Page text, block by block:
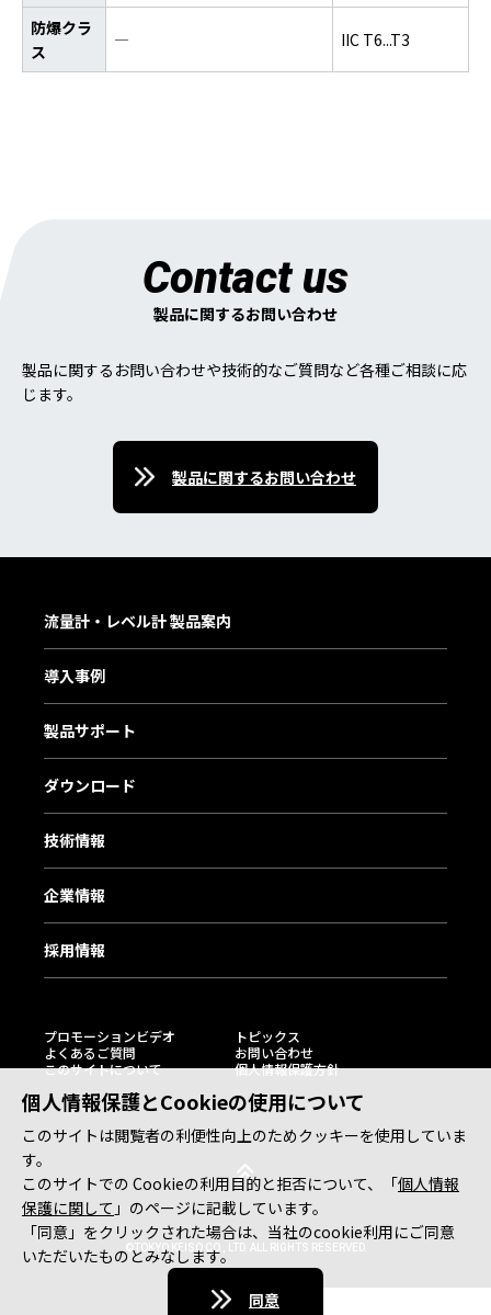
防爆クラ
ス
― IIC T6...T3
Contact us
製品に関するお問い合わせ
製品に関するお問い合わせや技術的なご質問など各種ご相談に応
じます。
製品に関するお問い合わせ
個人情報保護とCookieの使用について
このサイトは閲覧者の利便性向上のためクッキーを使用していま
す。
このサイトでの Cookieの利用目的と拒否について、「個人情報
保護に関して 」のページに記載しています。
「同意」をクリックされた場合は、当社のcookie利用にご同意
いただいたものとみなします。
同意
流量計・レベル計 製品案内
導入事例
製品サポート
ダウンロード
技術情報
企業情報
採用情報
プロモーションビデオ
トピックス
よくあるご質問
お問い合わせ
このサイトについて
個人情報保護方針
©TOKYO KEISO CO., LTD. ALL RIGHTS RESERVED.